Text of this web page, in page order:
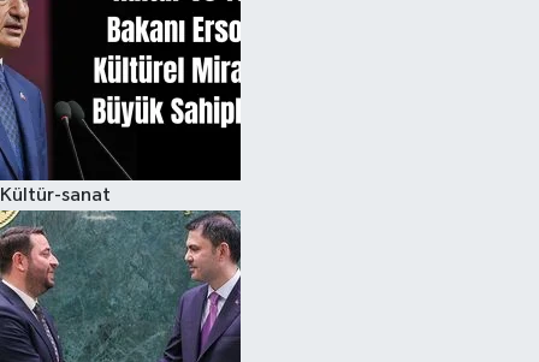
Kültür-sanat